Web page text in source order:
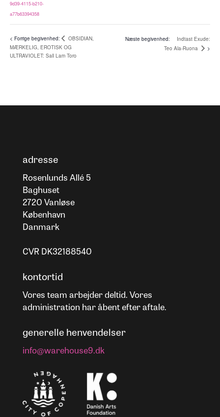
9d39-4115-b210-
a77b63394358
OBSIDIAN,
MÆRKELIG, EROTISK OG
ULTRAVIOLET: Sall Lam Toro
Indtast Exude:
Teo Ala-Ruona
adresse
Rosenlunds Allé 5
Baghuset
2720 Vanløse
København
Danmark
CVR DK32188540
kontortid
Vores team arbejder deltid. Vores
administration har åbent efter aftale.
generelle henvendelser
info@warehouse9.dk